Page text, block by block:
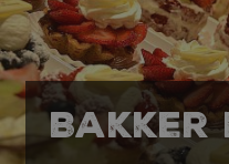
Bakker